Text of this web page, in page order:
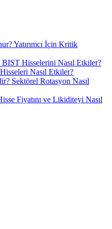
Yatırımcı İçin Kritik
Hisselerini Nasıl Etkiler?
Nasıl Etkiler?
Sektörel Rotasyon Nasıl
Fiyatını ve Likiditeyi Nasıl